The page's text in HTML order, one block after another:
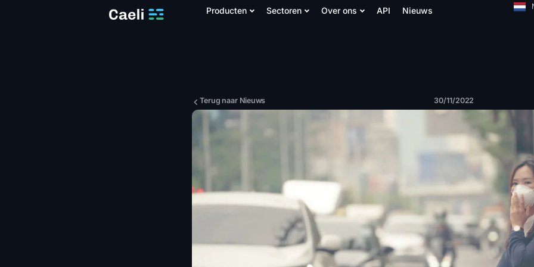
Producten Sectoren Over ons API Nieuws
Terug naar Nieuws 30/11/2022